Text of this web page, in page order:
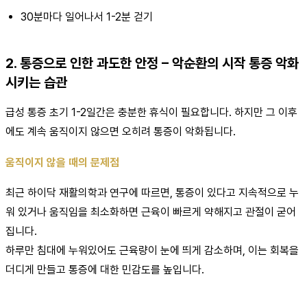
30분마다 일어나서 1-2분 걷기
2. 통증으로 인한 과도한 안정 – 악순환의 시작 통증 악화
시키는 습관
급성 통증 초기 1-2일간은 충분한 휴식이 필요합니다. 하지만 그 이후
에도 계속 움직이지 않으면 오히려 통증이 악화됩니다.
움직이지 않을 때의 문제점
최근 하이닥 재활의학과 연구에 따르면, 통증이 있다고 지속적으로 누
워 있거나 움직임을 최소화하면 근육이 빠르게 약해지고 관절이 굳어
집니다.
하루만 침대에 누워있어도 근육량이 눈에 띄게 감소하며, 이는 회복을
더디게 만들고 통증에 대한 민감도를 높입니다.